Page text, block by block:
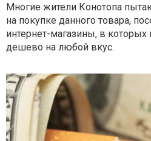
Многие жители Конотопа
на покупке данного товара,
интернет-магазины, в
дешево на любой вкус.